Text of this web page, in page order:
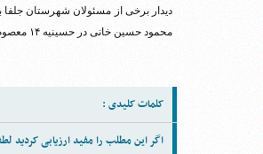
دیدار برخی از مسئولان شهرستان جلفا
محمود حسین خانی در حسینیه ۱۴ معصوم (ع) هادیشهر از دیگر برنامه های ۲۶ مرداد در شهرستان جلفا بود.
کلمات کلیدی :
اگر این مطلب را مفید ارزیابی کردید